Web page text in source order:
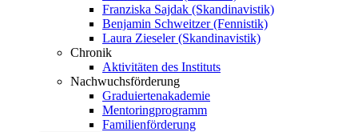
Franziska Sajdak (Skandinavistik)
Benjamin Schweitzer (Fennistik)
Laura Zieseler (Skandinavistik)
Chronik
Aktivitäten des Instituts
Nachwuchsförderung
Graduiertenakademie
Mentoringprogramm
Familienförderung